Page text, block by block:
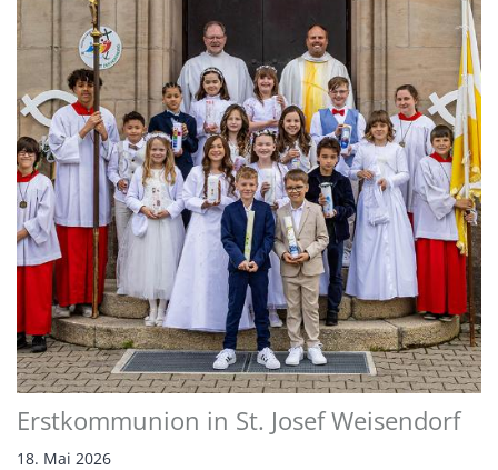
Erstkommunion in St. Josef Weisendorf
18. Mai 2026